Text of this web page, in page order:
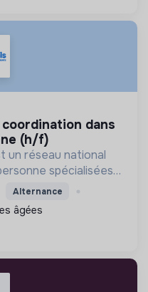
(h/f)
un réseau national
spécialisées
personnes âgées.
Alternance
âgées